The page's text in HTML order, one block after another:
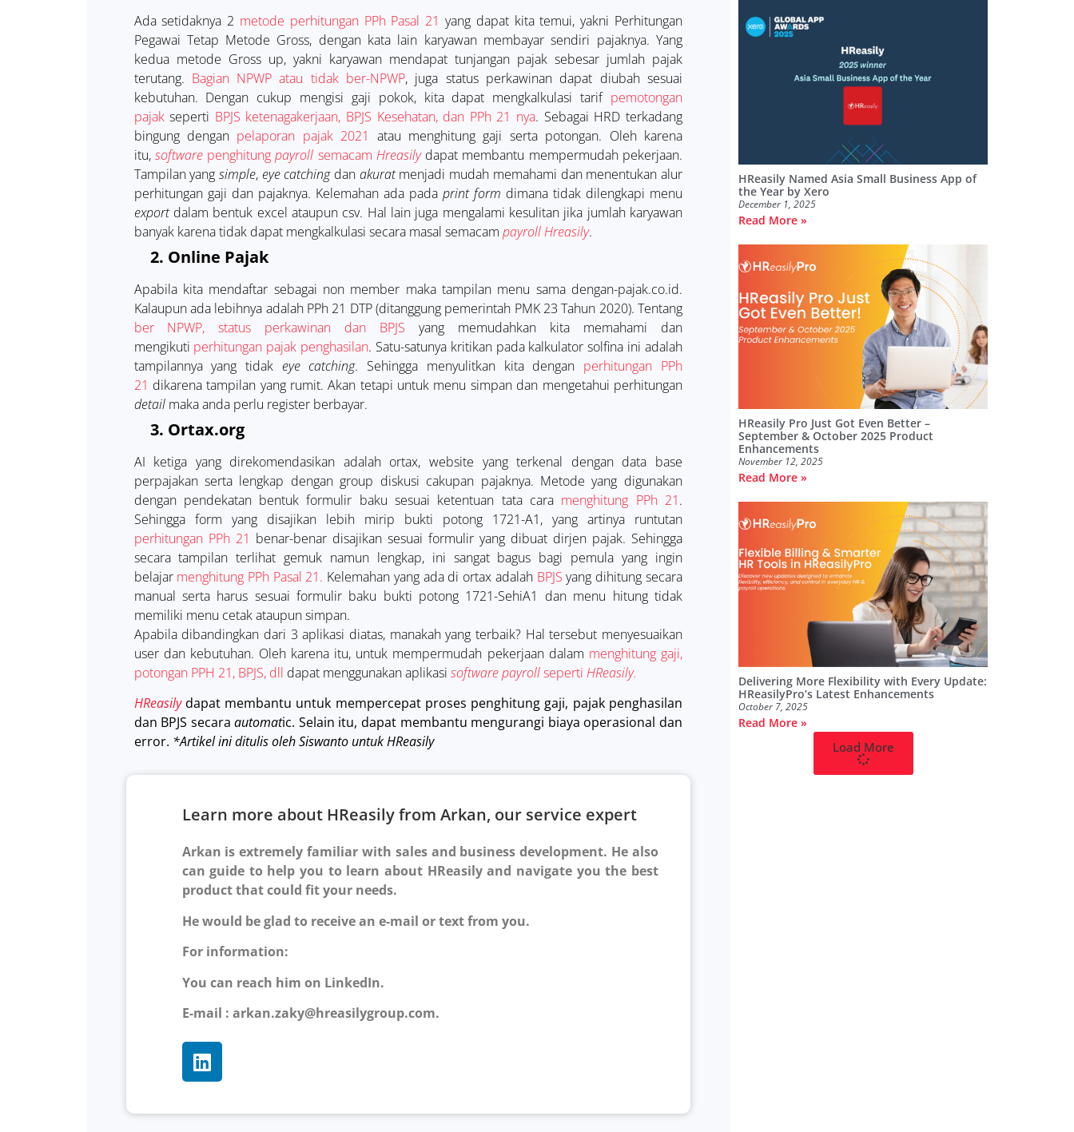
Ada setidaknya 2 metode perhitungan PPh Pasal 21 yang dapat kita temui, yakni Perhitungan
Pegawai Tetap Metode Gross, dengan kata lain karyawan membayar sendiri pajaknya. Yang
kedua metode Gross up, yakni karyawan mendapat tunjangan pajak sebesar jumlah pajak
terutang. Bagian NPWP atau tidak ber-NPWP, juga status perkawinan dapat diubah sesuai
kebutuhan. Dengan cukup mengisi gaji pokok, kita dapat mengkalkulasi tarif pemotongan
pajakseperti BPJS ketenagakerjaan, BPJS Kesehatan, dan PPh 21 nya. Sebagai HRD terkadang
bingung dengan pelaporan pajak 2021 atau menghitung gaji serta potongan. Oleh karena
itu, softwarepenghitungpayroll semacam Hreasilydapat membantu mempermudah pekerjaan.
Tampilan yang simple, eye catchingdan akuratmenjadi mudah memahami dan menentukan alur
perhitungan gaji dan pajaknya. Kelemahan ada pada print form dimana tidak dilengkapi menu
exportdalam bentuk excel ataupun csv. Hal lain juga mengalami kesulitan jika jumlah karyawan
banyak karena tidak dapat mengkalkulasi secara masal semacam payroll Hreasily.
2. Online Pajak
Apabila kita mendaftar sebagai non member maka tampilan menu sama dengan-pajak.co.id.
Kalaupun ada lebihnya adalah PPh 21 DTP (ditanggung pemerintah PMK 23 Tahun 2020). Tentang
ber NPWP, status perkawinan dan BPJS yang memudahkan kita memahami dan
mengikuti perhitungan pajak penghasilan. Satu-satunya kritikan pada kalkulator solfina ini adalah
tampilannya yang tidak eye catching. Sehingga menyulitkan kita dengan perhitungan PPh
21 dikarena tampilan yang rumit. Akan tetapi untuk menu simpan dan mengetahui perhitungan
detailmaka anda perlu register berbayar.
3. Ortax.org
AI ketiga yang direkomendasikan adalah ortax, website yang terkenal dengan data base
perpajakan serta lengkap dengan group diskusi cakupan pajaknya. Metode yang digunakan
dengan pendekatan bentuk formulir baku sesuai ketentuan tata cara menghitung PPh 21.
Sehingga form yang disajikan lebih mirip bukti potong 1721-A1, yang artinya runtutan
perhitungan PPh 21 benar-benar disajikan sesuai formulir yang dibuat dirjen pajak. Sehingga
secara tampilan terlihat gemuk namun lengkap, ini sangat bagus bagi pemula yang ingin
belajar menghitung PPh Pasal 21. Kelemahan yang ada di ortax adalah BPJS yang dihitung secara
manual serta harus sesuai formulir baku bukti potong 1721-SehiA1 dan menu hitung tidak
memiliki menu cetak ataupun simpan.
Apabila dibandingkan dari 3 aplikasi diatas, manakah yang terbaik? Hal tersebut menyesuaikan
user dan kebutuhan. Oleh karena itu, untuk mempermudah pekerjaan dalam menghitung gaji,
potongan PPH 21, BPJS, dll dapat menggunakan aplikasi software payrollseperti HReasily.
HReasily dapat membantu untuk mempercepat proses penghitung gaji, pajak penghasilan
dan BPJS secaraautomatic. Selain itu, dapat membantu mengurangi biaya operasional dan
error. *Artikel ini ditulis oleh Siswanto untuk HReasily
Learn more about HReasily from Arkan, our service expert
Arkan is extremely familiar with sales and business development. He also
can guide to help you to learn about HReasily and navigate you the best
product that could fit your needs.
He would be glad to receive an e-mail or text from you.
For information:
You can reach him on LinkedIn.
E-mail : arkan.zaky@hreasilygroup.com.
HReasily Named Asia Small Business App of
the Year by Xero
December 1, 2025
Read More »
HReasily Pro Just Got Even Better –
September & October 2025 Product
Enhancements
November 12, 2025
Read More »
Delivering More Flexibility with Every Update:
HReasilyPro’s Latest Enhancements
October 7, 2025
Read More »
Load More